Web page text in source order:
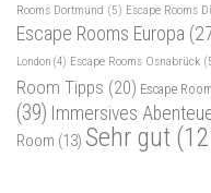
Rooms Dortmund (5) Escape Rooms
Escape Rooms Europa
London (4) Escape Rooms Osnabrück
Room Tipps (20) Escape
(39) Immersives
Room (13) Sehr gut